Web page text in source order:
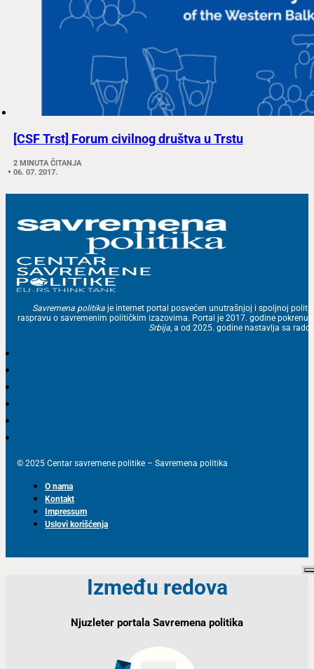
[CSF Trst] Forum civilnog društva u Trstu
2 MINUTA ČITANJA
06. 07. 2017.
Savremena politika je internet portal posvećen unutrašnjoj i spoljnoj
raspravu o savremenim političkim izazovima. Portal je 2017. godine
Srbija, a od 2025. godine nastavlja sa
© 2025 Centar savremene politike – Savremena politika
O nama
Kontakt
Impressum
Uslovi korišćenja
Između redova
Njuzleter portala Savremena politika